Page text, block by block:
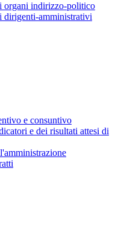
organi indirizzo-politico
dirigenti-amministrativi
e consuntivo
e dei risultati attesi di